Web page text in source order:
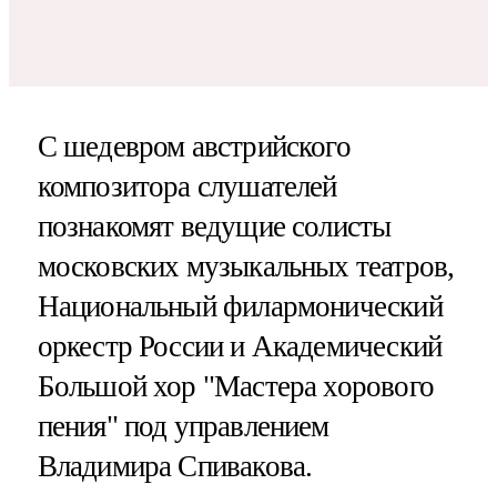
С шедевром австрийского
композитора слушателей
познакомят ведущие солисты
московских музыкальных театров,
Национальный филармонический
оркестр России и Академический
Большой хор "Мастера хорового
пения" под управлением
Владимира Спивакова.